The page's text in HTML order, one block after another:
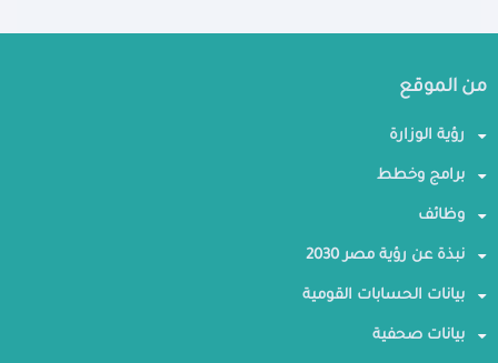
من الموقع
رؤية الوزارة
برامج وخطط
وظائف
نبذة عن رؤية مصر 2030
بيانات الحسابات القومية
بيانات صحفية